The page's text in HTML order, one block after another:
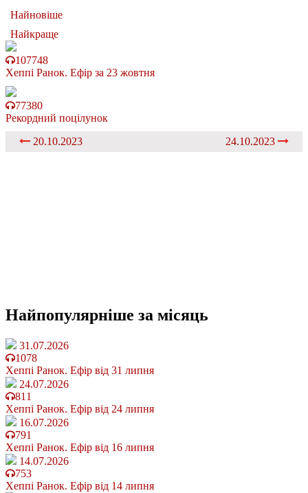
Найновіше
Найкраще
107748
Хеппі Ранок. Ефір за 23 жовтня
77380
Рекордний поцілунок
20.10.2023
24.10.2023
Найпопулярніше за місяць
31.07.2026
1078
Хеппі Ранок. Ефір від 31 липня
24.07.2026
811
Хеппі Ранок. Ефір від 24 липня
16.07.2026
791
Хеппі Ранок. Ефір від 16 липня
14.07.2026
753
Хеппі Ранок. Ефір від 14 липня